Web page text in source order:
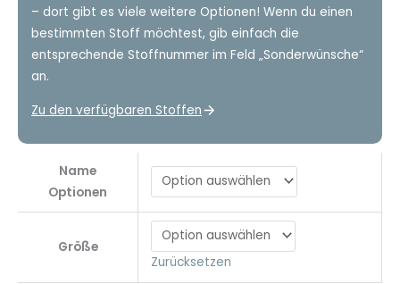
– dort gibt es viele weitere Optionen! Wenn du einen
bestimmten Stoff möchtest, gib einfach die
entsprechende Stoffnummer im Feld „Sonderwünsche“
an.
Zu den verfügbaren Stoffen
Name
Optionen
Größe
Zurücksetzen